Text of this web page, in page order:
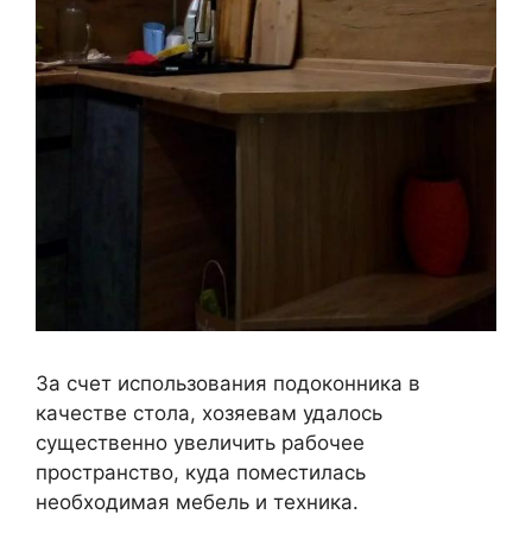
За счет использования подоконника в
качестве стола, хозяевам удалось
существенно увеличить рабочее
пространство, куда поместилась
необходимая мебель и техника.